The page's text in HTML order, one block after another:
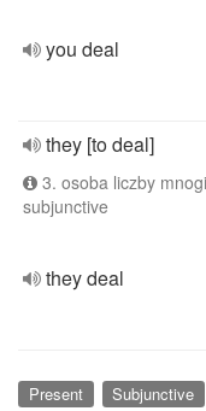
you deal
they [to deal]
3. osoba liczby
subjunctive
they deal
Present Subjunctive